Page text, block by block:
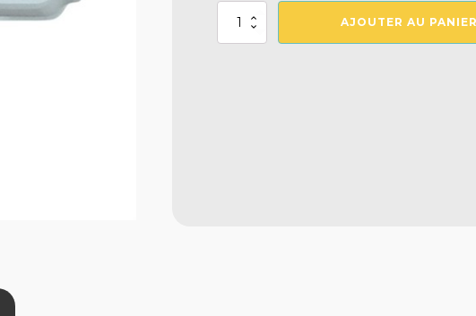
quantité
AJOUTER AU PANIER